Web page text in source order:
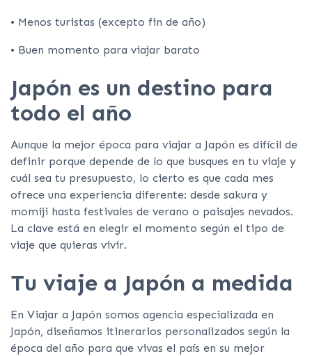
• Menos turistas (excepto fin de año)
• Buen momento para viajar barato
Japón es un destino para
todo el año
Aunque la mejor época para viajar a Japón es difícil de
definir porque depende de lo que busques en tu viaje y
cuál sea tu presupuesto, lo cierto es que cada mes
ofrece una experiencia diferente: desde sakura y
momiji hasta festivales de verano o paisajes nevados.
La clave está en elegir el momento según el tipo de
viaje que quieras vivir.
Tu viaje a Japón a medida
En Viajar a Japón somos agencia especializada en
Japón, diseñamos itinerarios personalizados según la
época del año para que vivas el país en su mejor